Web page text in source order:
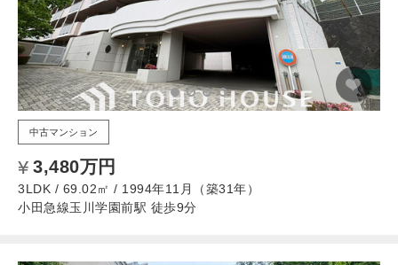
中古マンション
3,480万円
3LDK / 69.02㎡ / 1994年11月（築31年）
小田急線玉川学園前駅 徒歩9分